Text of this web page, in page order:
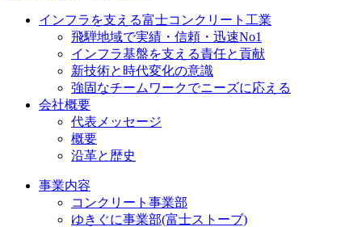
インフラを支える富士コンクリート工業
飛騨地域で実績・信頼・迅速No1
インフラ基盤を支える責任と貢献
新技術と時代変化の意識
強固なチームワークでニーズに応える
会社概要
代表メッセージ
概要
沿革と歴史
事業内容
コンクリート事業部
ゆきぐに事業部(富士ストーブ)